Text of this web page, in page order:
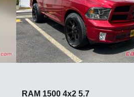
RAM 1500 4x2 5.7